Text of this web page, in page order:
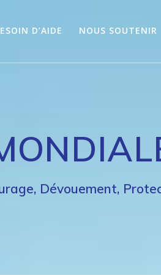
D’AIDE NOUS SOUTENIR
Dévouement,